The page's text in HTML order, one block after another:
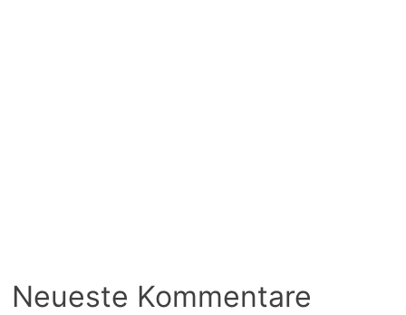
Neueste Kommentare